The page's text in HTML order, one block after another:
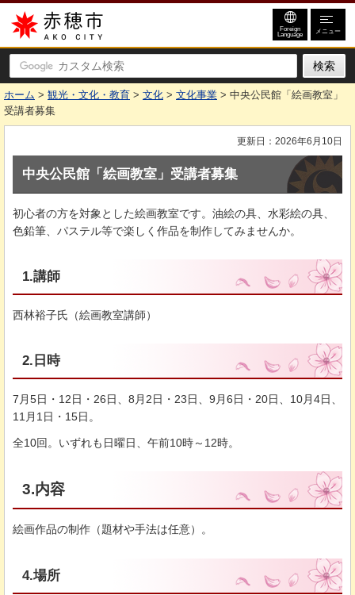
赤穂市
Foreign
Language メニュー
ホーム > 観光・文化・教育 > 文化 > 文化事業 > 中央公民館「絵画教室」
受講者募集
更新日：2026年6月10日
中央公民館「絵画教室」受講者募集
初心者の方を対象とした絵画教室です。油絵の具、水彩絵の具、
色鉛筆、パステル等で楽しく作品を制作してみませんか。
1.講師
西林裕子氏（絵画教室講師）
2.日時
7月5日・12日・26日、8月2日・23日、9月6日・20日、10月4日、
11月1日・15日。
全10回。いずれも日曜日、午前10時～12時。
3.内容
絵画作品の制作（題材や手法は任意）。
4.場所